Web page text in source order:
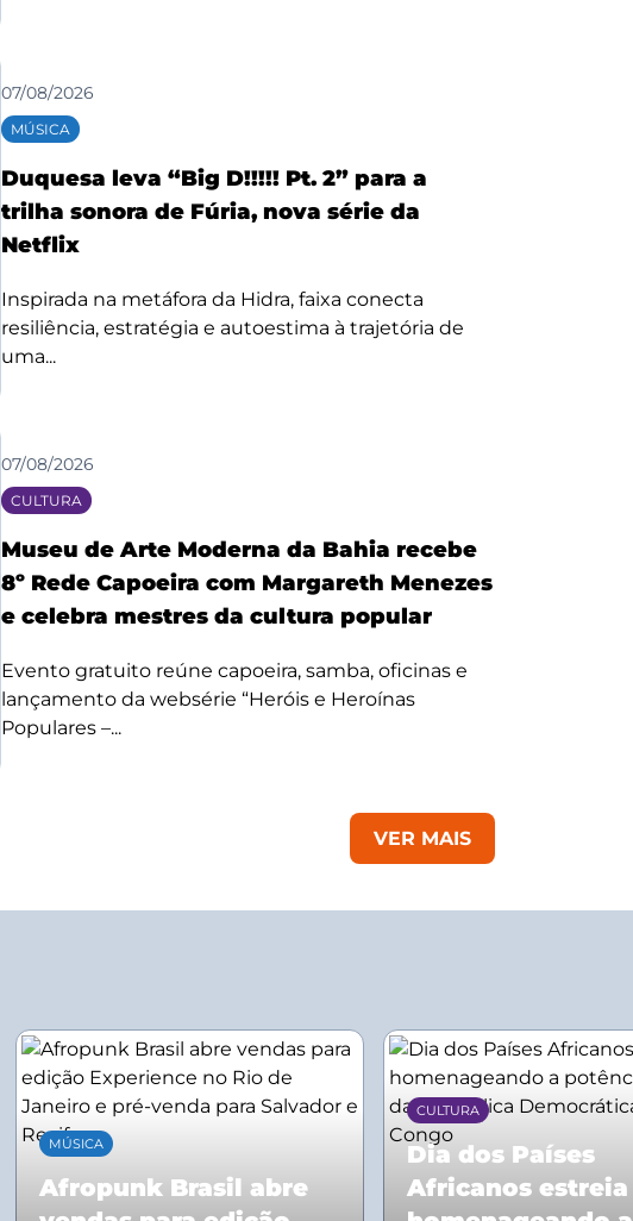
07/08/2026
MÚSICA
Duquesa leva “Big D!!!!! Pt. 2” para a
trilha sonora de Fúria, nova série da
Netflix
Inspirada na metáfora da Hidra, faixa conecta
resiliência, estratégia e autoestima à trajetória de
uma...
07/08/2026
CULTURA
Museu de Arte Moderna da Bahia recebe
8º Rede Capoeira com Margareth Menezes
e celebra mestres da cultura popular
Evento gratuito reúne capoeira, samba, oficinas e
lançamento da websérie “Heróis e Heroínas
Populares –...
VER MAIS
MÚSICA
Afropunk Brasil abre
CULTURA
Dia dos Países
Africanos estreia